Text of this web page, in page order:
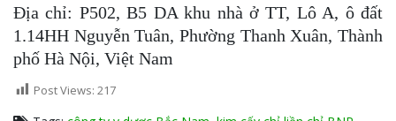
Địa chỉ: P502, B5 DA khu nhà ở TT, Lô A, ô đất
1.14HH Nguyễn Tuân, Phường Thanh Xuân, Thành
phố Hà Nội, Việt Nam
Post Views: 217